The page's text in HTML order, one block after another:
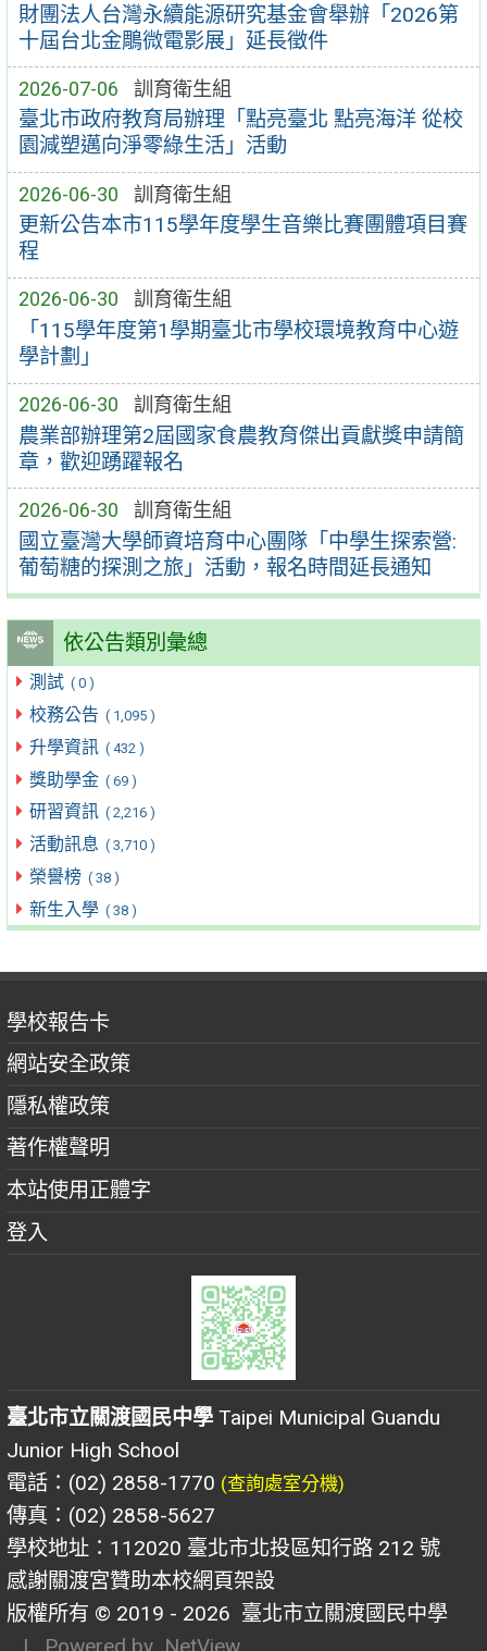
財團法人台灣永續能源研究基金會舉辦「2026第
十屆台北金鵰微電影展」延長徵件
2026-07-06 訓育衛生組
臺北市政府教育局辦理「點亮臺北 點亮海洋 從校
園減塑邁向淨零綠生活」活動
2026-06-30 訓育衛生組
更新公告本市115學年度學生音樂比賽團體項目賽
程
2026-06-30 訓育衛生組
「115學年度第1學期臺北市學校環境教育中心遊
學計劃」
2026-06-30 訓育衛生組
農業部辦理第2屆國家食農教育傑出貢獻獎申請簡
章，歡迎踴躍報名
2026-06-30 訓育衛生組
國立臺灣大學師資培育中心團隊「中學生探索營:
葡萄糖的探測之旅」活動，報名時間延長通知
依公告類別彙總
測試 ( 0 )
校務公告 ( 1,095 )
升學資訊 ( 432 )
獎助學金 ( 69 )
研習資訊 ( 2,216 )
活動訊息 ( 3,710 )
榮譽榜 ( 38 )
新生入學 ( 38 )
學校報告卡
網站安全政策
隱私權政策
著作權聲明
本站使用正體字
登入
臺北市立關渡國民中學 Taipei Municipal Guandu
Junior High School
電話：(02) 2858-1770 (查詢處室分機)
傳真：(02) 2858-5627
學校地址：112020 臺北市北投區知行路 212 號
感謝關渡宮贊助本校網頁架設
版權所有 © 2019 - 2026 臺北市立關渡國民中學